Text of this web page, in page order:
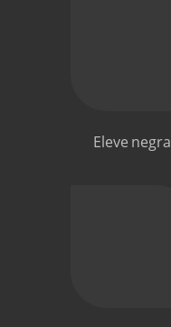
Eleve negra